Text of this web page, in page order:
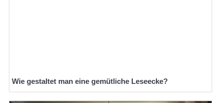
Wie gestaltet man eine gemütliche Leseecke?